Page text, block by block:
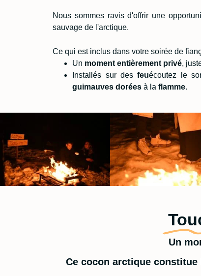
Nous sommes ravis d'offrir une
sauvage de l'arctique.
Ce qui est inclus dans votre soirée de
Un moment entièrement privé,
Installés sur desfeuécoutez le
guimauves dorées à laflamme.
Un
Ce cocon arctique